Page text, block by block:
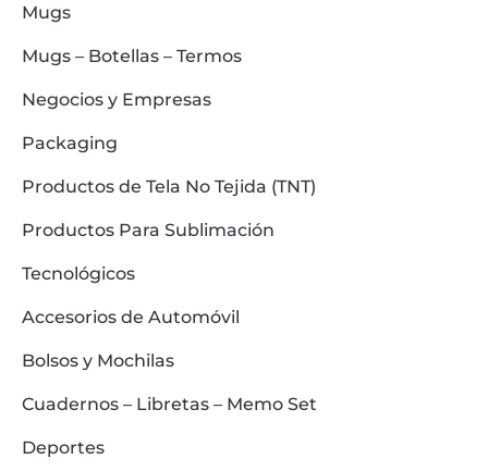
Mugs
Mugs – Botellas – Termos
Negocios y Empresas
Packaging
Productos de Tela No Tejida (TNT)
Productos Para Sublimación
Tecnológicos
Accesorios de Automóvil
Bolsos y Mochilas
Cuadernos – Libretas – Memo Set
Deportes